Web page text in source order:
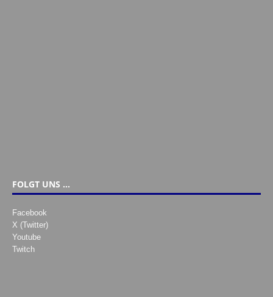
FOLGT UNS …
Facebook
X (Twitter)
Youtube
Twitch